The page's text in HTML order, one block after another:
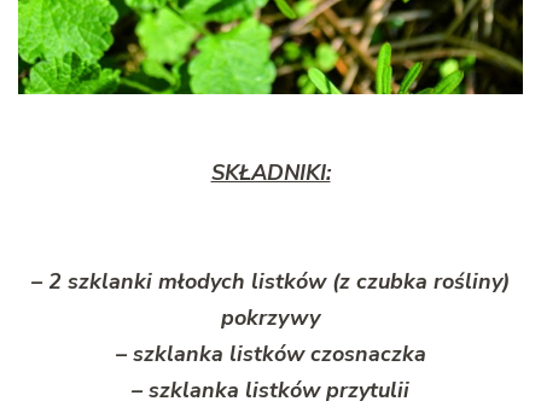
SKŁADNIKI:
– 2 szklanki młodych listków (z czubka rośliny)
pokrzywy
– szklanka listków czosnaczka
– szklanka listków przytulii